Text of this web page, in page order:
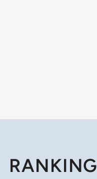
RANKING